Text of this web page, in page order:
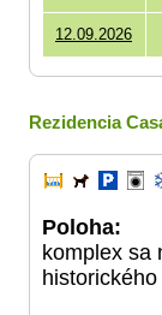
12.09.2026
Rezidencia
Poloha:
komplex sa